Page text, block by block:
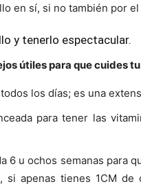
en sí, si no también por
y tenerlo espectacular.
útiles para que cuides
los días; es una
para tener las
6 u ochos semanas para
si apenas tienes 1CM